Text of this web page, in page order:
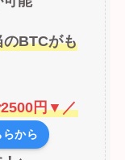
可能
のBTCがも
円▼／
から